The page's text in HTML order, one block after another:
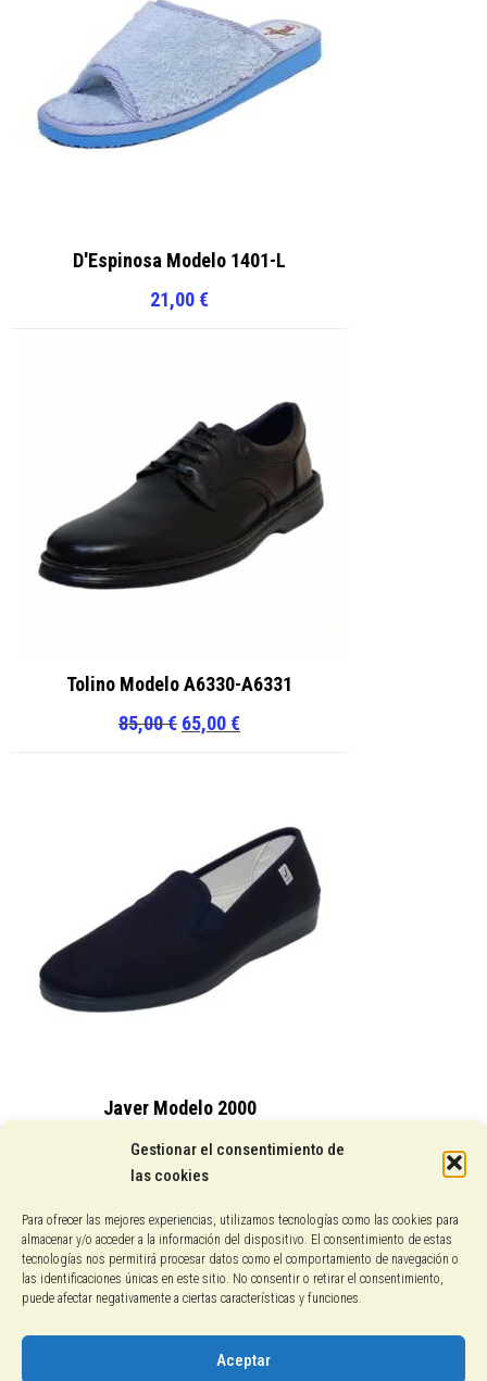
Gestionar el consentimiento de
las cookies
Para ofrecer las mejores experiencias, utilizamos tecnologías como las cookies para
almacenar y/o acceder a la información del dispositivo. El consentimiento de estas
tecnologías nos permitirá procesar datos como el comportamiento de navegación o
las identificaciones únicas en este sitio. No consentir o retirar el consentimiento,
puede afectar negativamente a ciertas características y funciones.
Aceptar
D'Espinosa Modelo 1401-L
21,00€
Tolino Modelo A6330-A6331
85,00€ El
85,00 €.
65,00€
65,00 €.
Javer Modelo 2000
15,25€
Conocenos
Pagos con PayPal